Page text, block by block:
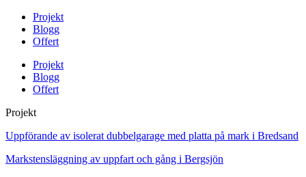
Projekt
Blogg
Offert
Projekt
Blogg
Offert
Projekt
Uppförande av isolerat dubbelgarage med platta på mark i Bredsand
Markstensläggning av uppfart och gång i Bergsjön